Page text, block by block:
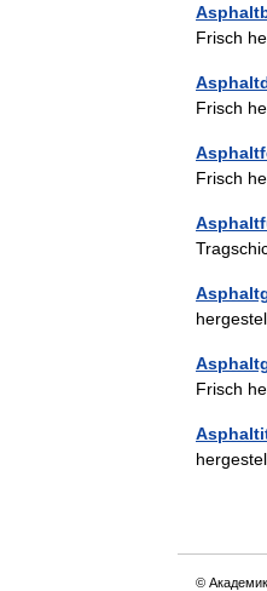
Frisch
Frisch
Frisch
Frisch
©